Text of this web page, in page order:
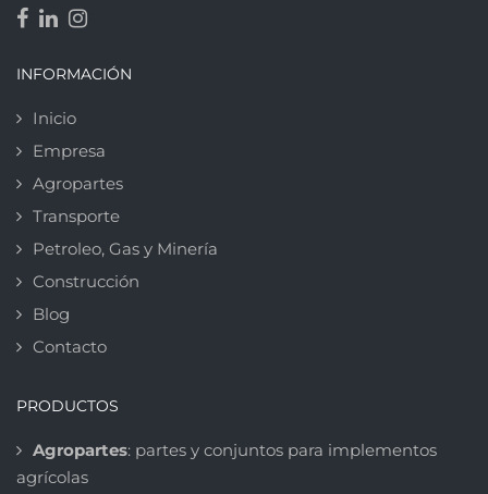
INFORMACIÓN
Inicio
Empresa
Agropartes
Transporte
Petroleo, Gas y Minería
Construcción
Blog
Contacto
PRODUCTOS
Agropartes: partes y conjuntos para implementos
agrícolas